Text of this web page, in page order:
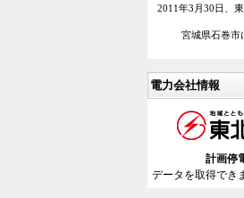
2011年3月30日、
宮城県石巻市
電力会社情報
計画停
データを取得でき